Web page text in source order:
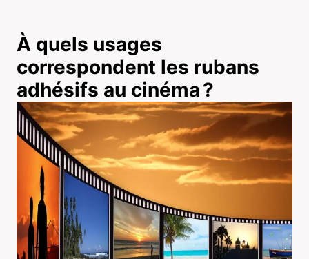
À quels usages
correspondent les rubans
adhésifs au cinéma ?